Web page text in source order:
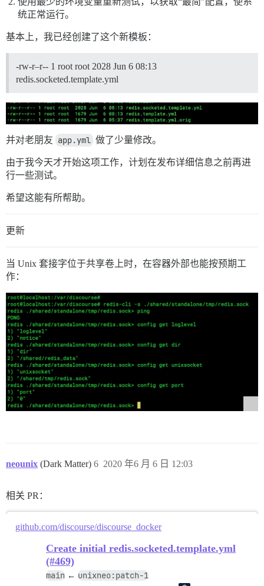
统正常运行。
基本上，我已经创建了这个新模板：
-rw-r–r-- 1 root root 2028 Jun 6 08:13
redis.socketed.template.yml
并对老朋友 app.yml 做了少量修改。
由于我今天才开始这项工作，计划在发布详细信息之前再进
行一些测试。
希望这能有所帮助。
更新
当 Unix 套接字位于共享卷上时，在容器外部也能按预期工
作：
neounix (Dark Matter) 2020 年6 月 6 日 12:03
6
相关 PR：
github.com/discourse/discourse_docker
Create initial redis.socketed.template.yml
(#469)
main ← unixneo:patch-1